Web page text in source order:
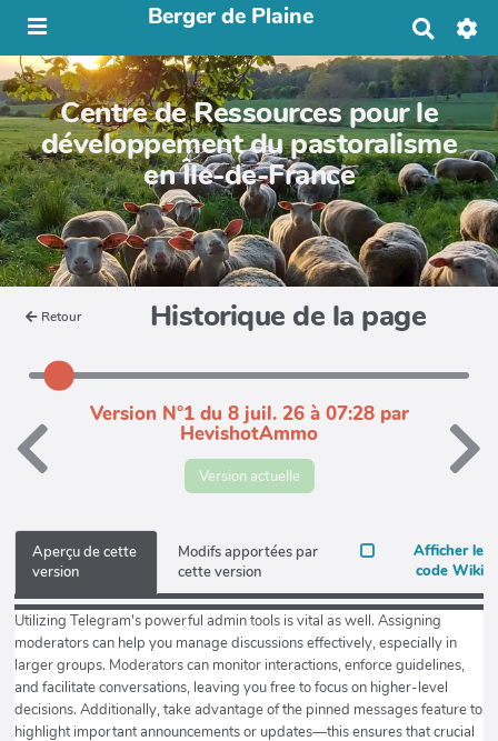
Berger de Plaine
h
e
r
c
h
e
r
Centre de Ressources pour le
développement du pastoralisme
en Île-de-France
Retour Historique de la page
Version N°1 du 8 juil. 26 à 07:28 par
HevishotAmmo
Version actuelle
Aperçu de cette
version
Modifs apportées par
cette version
Afficher le
code Wiki